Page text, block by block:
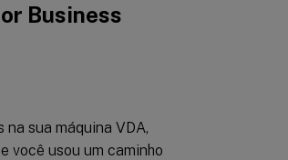
Business
sua máquina VDA,
você usou um caminho